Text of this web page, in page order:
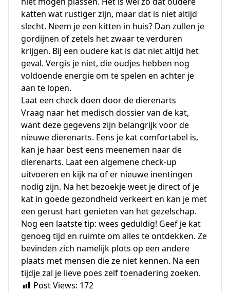
katten wat rustiger zijn, maar dat is niet altijd
slecht. Neem je een kitten in huis? Dan zullen je
gordijnen of zetels het zwaar te verduren
krijgen. Bij een oudere kat is dat niet altijd het
geval. Vergis je niet, die oudjes hebben nog
voldoende energie om te spelen en achter je
aan te lopen.
Laat een check doen door de dierenarts
Vraag naar het medisch dossier van de kat,
want deze gegevens zijn belangrijk voor de
nieuwe dierenarts. Eens je kat comfortabel is,
kan je haar best eens meenemen naar de
dierenarts. Laat een algemene check-up
uitvoeren en kijk na of er nieuwe inentingen
nodig zijn. Na het bezoekje weet je direct of je
kat in goede gezondheid verkeert en kan je met
een gerust hart genieten van het gezelschap.
Nog een laatste tip: wees geduldig! Geef je kat
genoeg tijd en ruimte om alles te ontdekken. Ze
bevinden zich namelijk plots op een andere
plaats met mensen die ze niet kennen. Na een
tijdje zal je lieve poes zelf toenadering zoeken.
Post Views: 172